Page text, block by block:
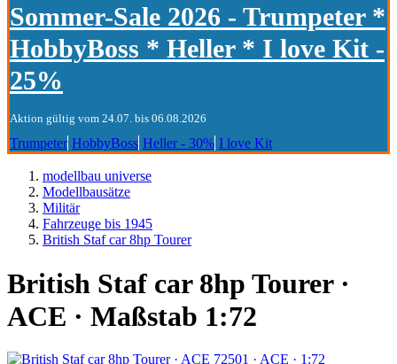
Sommer-Sale 2026 - Trumpeter *
HobbyBoss * Heller * I love Kit -
25%
Aktion gültig vom 24.07. bis 06.08.2026
Trumpeter HobbyBoss Heller - 30% I love Kit
modellbau universe
Modellbausätze
Militär
Fahrzeuge bis 1945
British Staf car 8hp Tourer
British Staf car 8hp Tourer ·
ACE · Maßstab 1:72